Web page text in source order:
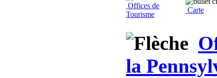
Offices de
Tourisme
Carte
la